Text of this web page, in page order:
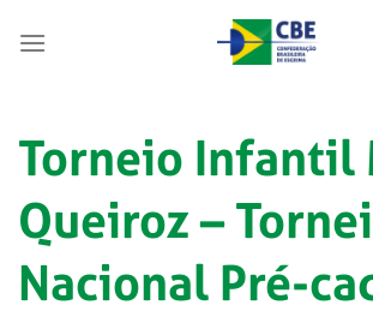
Torneio Infantil
Queiroz –
Nacional Pré-